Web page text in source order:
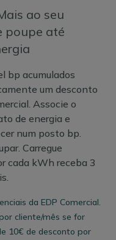
ao seu
poupe até
bp acumulados
um desconto
Associe o
de energia e
num posto bp.
Carregue
cada kWh receba 3
da EDP Comercial.
cliente/mês se for
10€ de desconto por